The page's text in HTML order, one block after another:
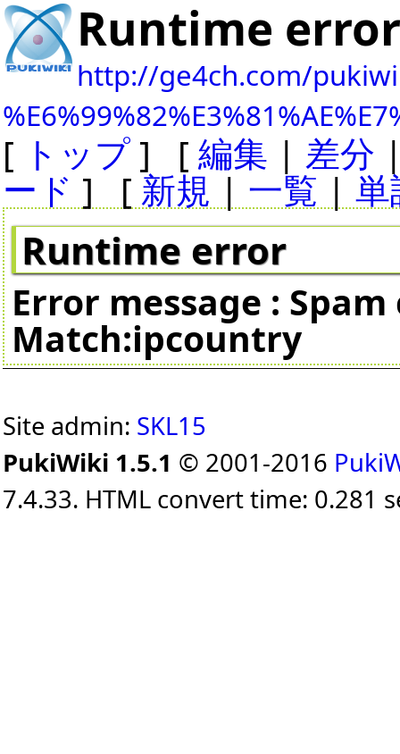
Runtime
http://ge4ch.com/
[ トップ ] [編集 | 差分
ード ] [ 新規 | 一覧 |単
Runtime error
Error message :
Match:ipcountry
Site admin: SKL15
PukiWiki 1.5.1 © 2001-2016
7.4.33. HTML convert time: 0.281